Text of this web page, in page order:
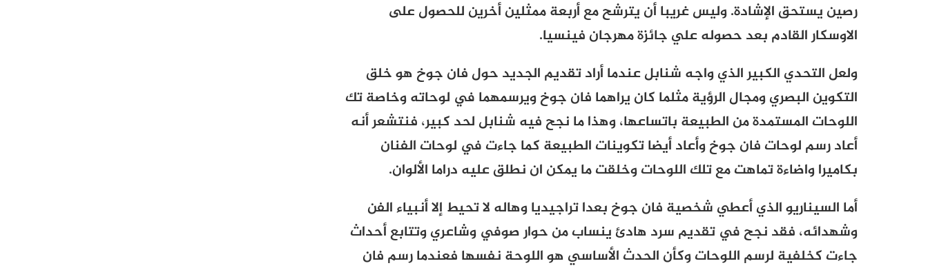
رصين يستحق الإشادة. وليس غريبا أن يترشح مع أربعة ممثلين أخرين للحصول على
الاوسكار القادم بعد حصوله علي جائزة مهرجان فينسيا.
ولعل التحدي الكبير الذي واجه شنابل عندما أراد تقديم الجديد حول فان جوخ هو خلق
التكوين البصري ومجال الرؤية مثلما كان يراهما فان جوخ ويرسمهما في لوحاته وخاصة تك
اللوحات المستمدة من الطبيعة باتساعها، وهذا ما نجح فيه شنابل لحد كبير، فنتشعر أنه
أعاد رسم لوحات فان جوخ وأعاد أيضا تكوينات الطبيعة كما جاءت في لوحات الفنان
بكاميرا واضاءة تماهت مع تلك اللوحات وخلقت ما يمكن ان نطلق عليه دراما الألوان.
أما السيناريو الذي أعطي شخصية فان جوخ بعدا تراجيديا وهاله لا تحيط إلا أنبياء الفن
وشهدائه، فقد نجح في تقديم سرد هادئ ينساب من حوار صوفي وشاعري وتتابع أحداث
جاءت كخلفية لرسم اللوحات وكأن الحدث الأساسي هو اللوحة نفسها فعندما رسم فان